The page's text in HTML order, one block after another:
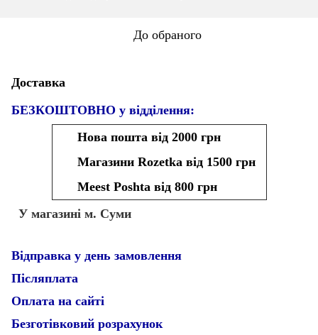
До обраного
Доставка
БЕЗКОШТОВНО у відділення:
Нова пошта від 2000 грн
Магазини Rozetka від 1500 грн
Meest Poshta від 800 грн
У магазині м. Суми
Відправка у день замовлення
Післяплата
Оплата на сайті
Безготівковий розрахунок